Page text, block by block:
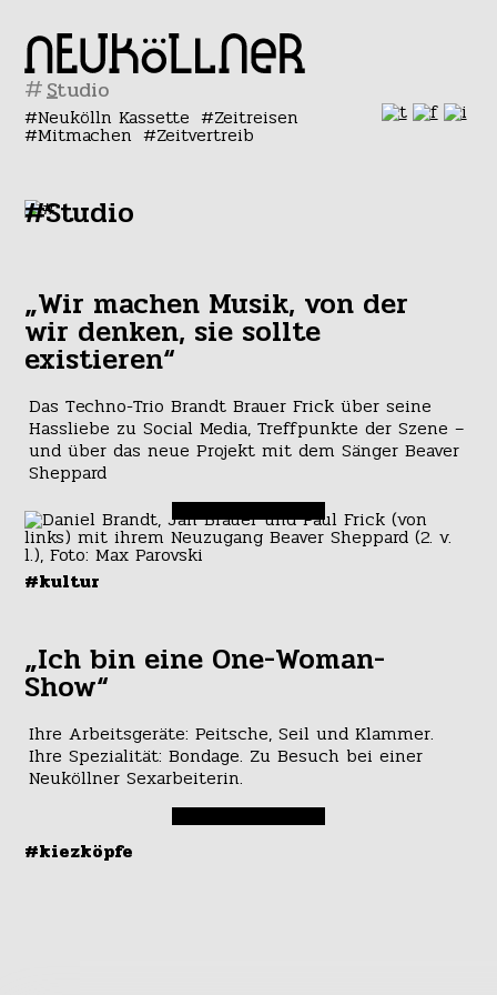
#
Neukölln Kassette Zeitreisen
Mitmachen Zeitvertreib
#Studio
„Wir machen Musik, von der
wir denken, sie sollte
existieren“
Das Techno-Trio Brandt Brauer Frick über seine
Hassliebe zu Social Media, Treffpunkte der Szene –
und über das neue Projekt mit dem Sänger Beaver
Sheppard
#kultur
„Ich bin eine One-Woman-
Show“
Ihre Arbeitsgeräte: Peitsche, Seil und Klammer.
Ihre Spezialität: Bondage. Zu Besuch bei einer
Neuköllner Sexarbeiterin.
#kiezköpfe